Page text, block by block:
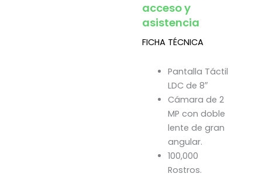
acceso y
asistencia
FICHA TÉCNICA
Pantalla Táctil
LDC de 8″
Cámara de 2
MP con doble
lente de gran
angular.
100,000
Rostros.